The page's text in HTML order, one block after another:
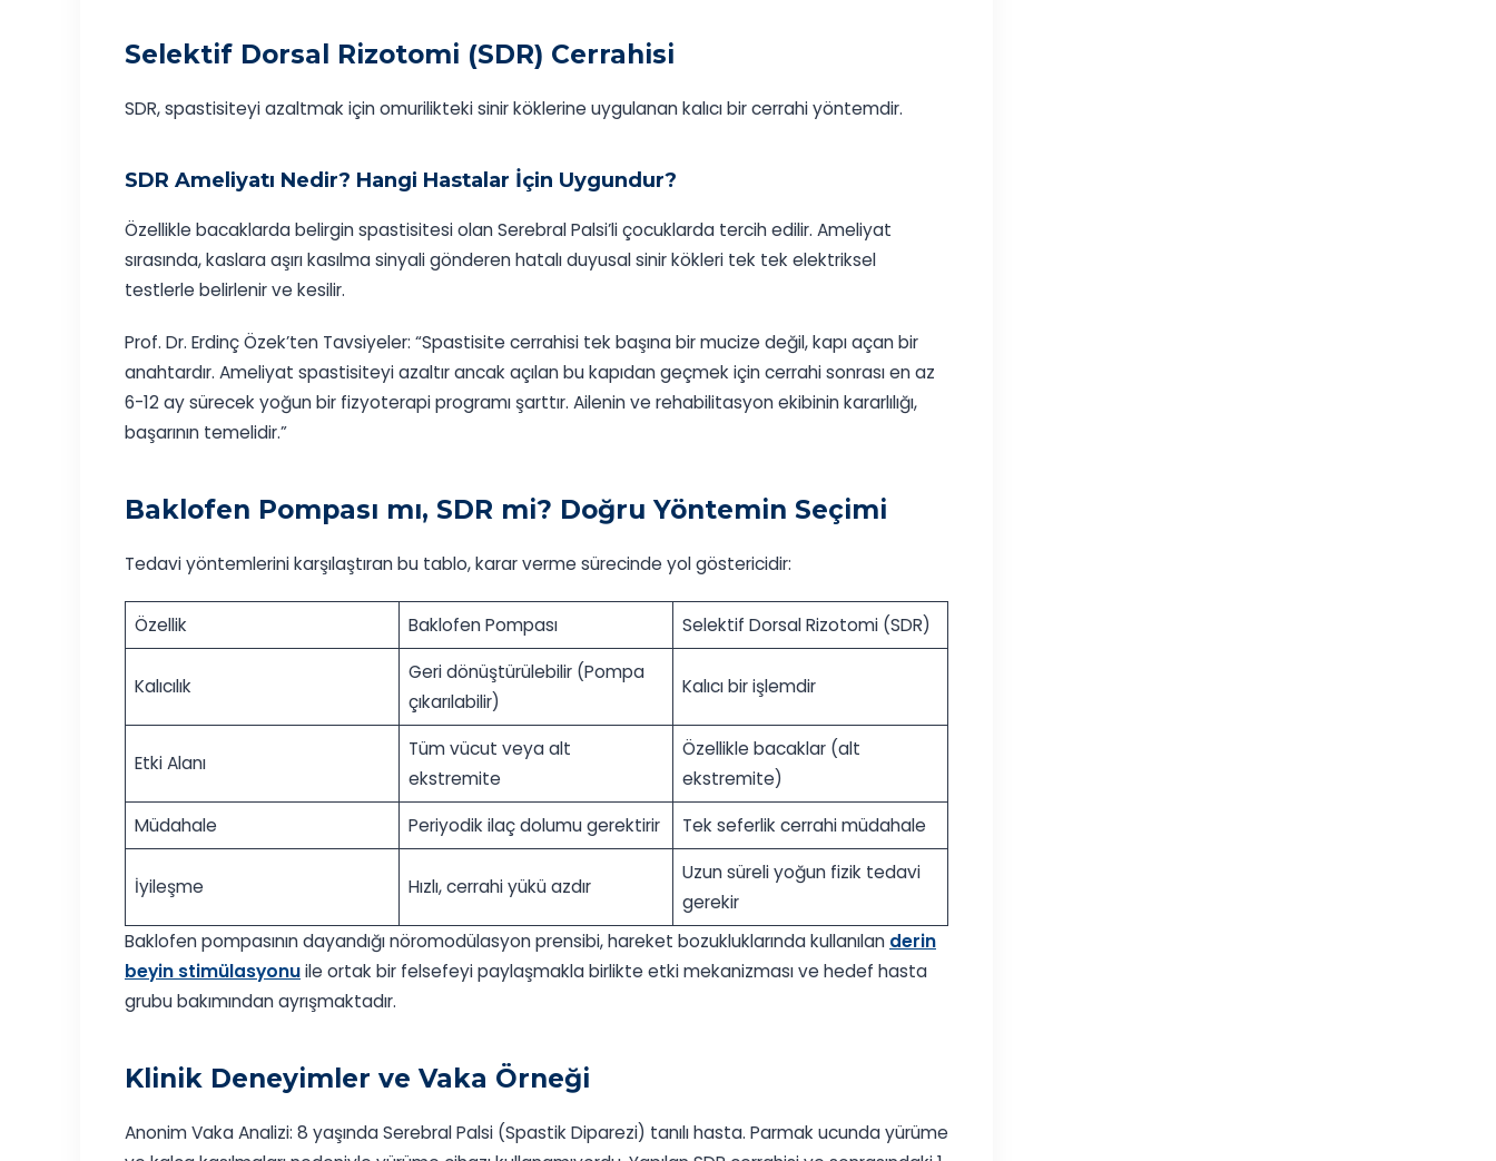
Selektif Dorsal Rizotomi (SDR) Cerrahisi
SDR, spastisiteyi azaltmak için omurilikteki sinir köklerine uygulanan kalıcı bir cerrahi yöntemdir.
SDR Ameliyatı Nedir? Hangi Hastalar İçin Uygundur?
Özellikle bacaklarda belirgin spastisitesi olan Serebral Palsi’li çocuklarda tercih edilir. Ameliyat
sırasında, kaslara aşırı kasılma sinyali gönderen hatalı duyusal sinir kökleri tek tek elektriksel
testlerle belirlenir ve kesilir.
Prof. Dr. Erdinç Özek’ten Tavsiyeler: “Spastisite cerrahisi tek başına bir mucize değil, kapı açan bir
anahtardır. Ameliyat spastisiteyi azaltır ancak açılan bu kapıdan geçmek için cerrahi sonrası en az
6-12 ay sürecek yoğun bir fizyoterapi programı şarttır. Ailenin ve rehabilitasyon ekibinin kararlılığı,
başarının temelidir.”
Baklofen Pompası mı, SDR mi? Doğru Yöntemin Seçimi
Tedavi yöntemlerini karşılaştıran bu tablo, karar verme sürecinde yol göstericidir:
Özellik Baklofen Pompası Selektif Dorsal Rizotomi (SDR)
Kalıcılık
Geri dönüştürülebilir (Pompa
çıkarılabilir)
Kalıcı bir işlemdir
Etki Alanı
Tüm vücut veya alt
ekstremite
Özellikle bacaklar (alt
ekstremite)
Müdahale
Periyodik ilaç dolumu gerektirir Tek seferlik cerrahi müdahale
İyileşme Hızlı, cerrahi yükü azdır
Uzun süreli yoğun fizik tedavi
gerekir
Baklofen pompasının dayandığı nöromodülasyon prensibi, hareket bozukluklarında kullanılan derin
beyin stimülasyonuile ortak bir felsefeyi paylaşmakla birlikte etki mekanizması ve hedef hasta
grubu bakımından ayrışmaktadır.
Klinik Deneyimler ve Vaka Örneği
Anonim Vaka Analizi: 8 yaşında Serebral Palsi (Spastik Diparezi) tanılı hasta. Parmak ucunda yürüme